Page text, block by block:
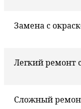
Замена с
Легкий ремонт
Сложный